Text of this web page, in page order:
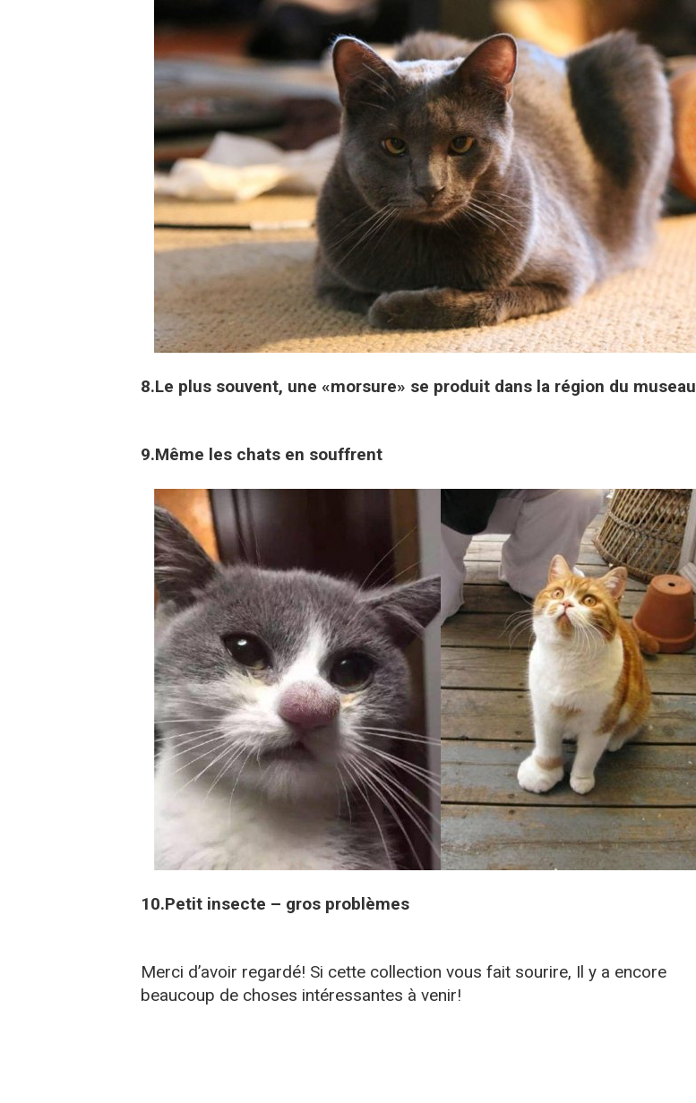
8.Le plus souvent, une «morsure» se produit dans la région du museau
9.Même les chats en souffrent
10.Petit insecte – gros problèmes
Merci d’avoir regardé! Si cette collection vous fait sourire, Il y a encore
beaucoup de choses intéressantes à venir!